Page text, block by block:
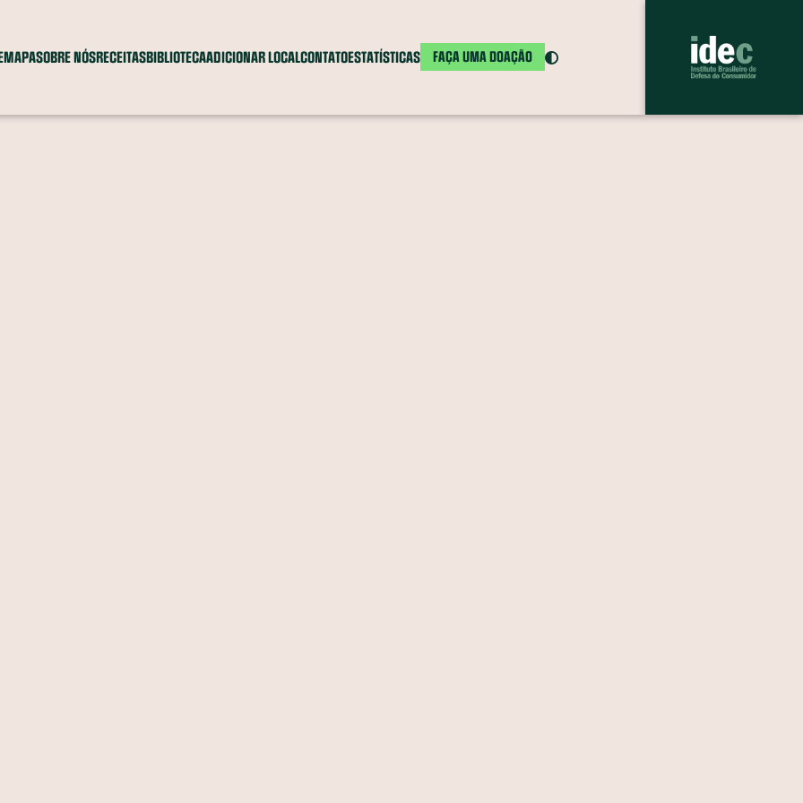
MAPASOBRE NÓSRECEITASBIBLIOTECAADICIONAR LOCALCONTATOESTATÍSTICAS FAÇA UMA DOAÇÃO